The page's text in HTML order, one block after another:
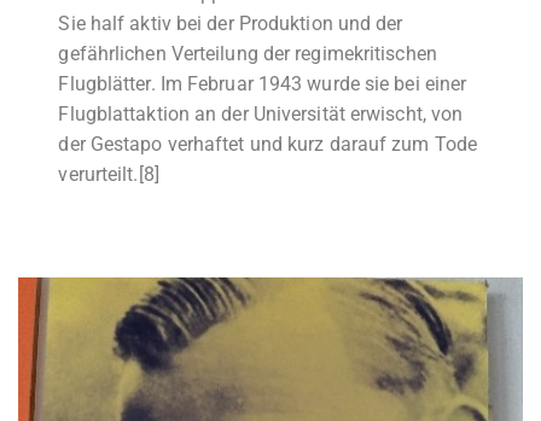
Sie half aktiv bei der Produktion und der
gefährlichen Verteilung der regimekritischen
Flugblätter. Im Februar 1943 wurde sie bei einer
Flugblattaktion an der Universität erwischt, von
der Gestapo verhaftet und kurz darauf zum Tode
verurteilt.[8]